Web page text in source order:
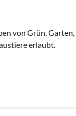
von Grün, Garten,
erlaubt.